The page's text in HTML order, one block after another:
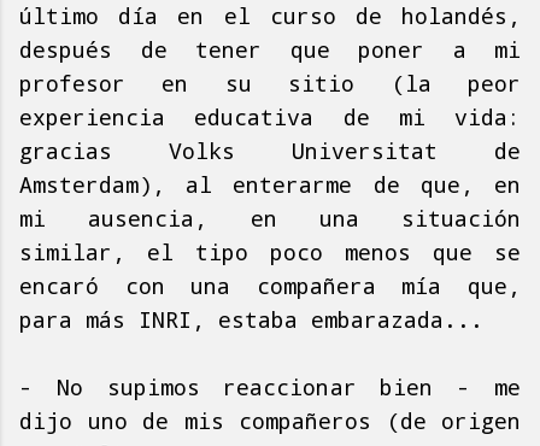
último día en el curso de holandés,
después de tener que poner a mi
profesor en su sitio (la peor
experiencia educativa de mi vida:
gracias Volks Universitat de
Amsterdam), al enterarme de que, en
mi ausencia, en una situación
similar, el tipo poco menos que se
encaró con una compañera mía que,
para más INRI, estaba embarazada...
- No supimos reaccionar bien - me
dijo uno de mis compañeros (de origen